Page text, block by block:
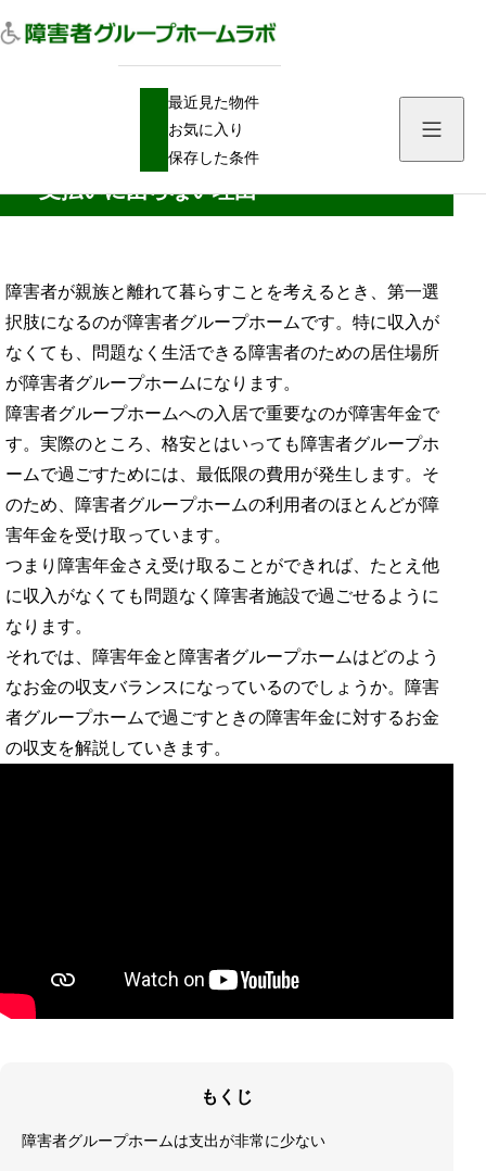
最近見た物件
お気に入り
保存した条件
障害年金があれば障害者グループホームの支払いに困らない理由
障害年金があれば障害者グループホームの
支払いに困らない理由
障害者が親族と離れて暮らすことを考えるとき、第一選
択肢になるのが障害者グループホームです。特に収入が
なくても、問題なく生活できる障害者のための居住場所
が障害者グループホームになります。
障害者グループホームへの入居で重要なのが障害年金で
す。実際のところ、格安とはいっても障害者グループホ
ームで過ごすためには、最低限の費用が発生します。そ
のため、障害者グループホームの利用者のほとんどが障
害年金を受け取っています。
つまり障害年金さえ受け取ることができれば、たとえ他
に収入がなくても問題なく障害者施設で過ごせるように
なります。
それでは、障害年金と障害者グループホームはどのよう
なお金の収支バランスになっているのでしょうか。障害
者グループホームで過ごすときの障害年金に対するお金
の収支を解説していきます。
もくじ
障害者グループホームは支出が非常に少ない